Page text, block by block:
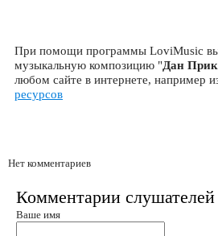
При помощи программы LoviMusic вы
музыкальную композицию "Дан
любом сайте в интернете, например
ресурсов
Нет комментариев
Комментарии слушателей
Ваше имя